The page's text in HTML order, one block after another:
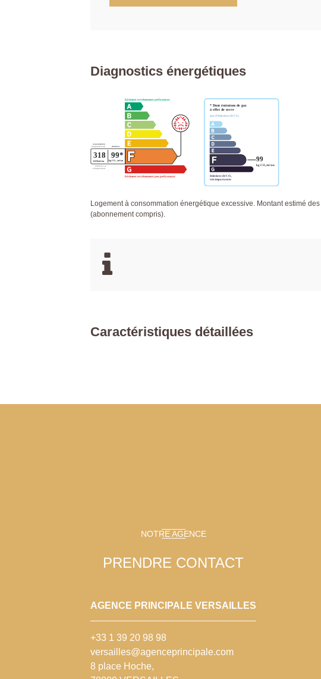
Diagnostics énergétiques
Logement à consommation énergétique excessive. Montant estimé
(abonnement compris).
Caractéristiques détaillées
NOTRE AGENCE
PRENDRE CONTACT
AGENCE PRINCIPALE VERSAILLES
+33 1 39 20 98 98
versailles@agenceprincipale.com
8 place Hoche,